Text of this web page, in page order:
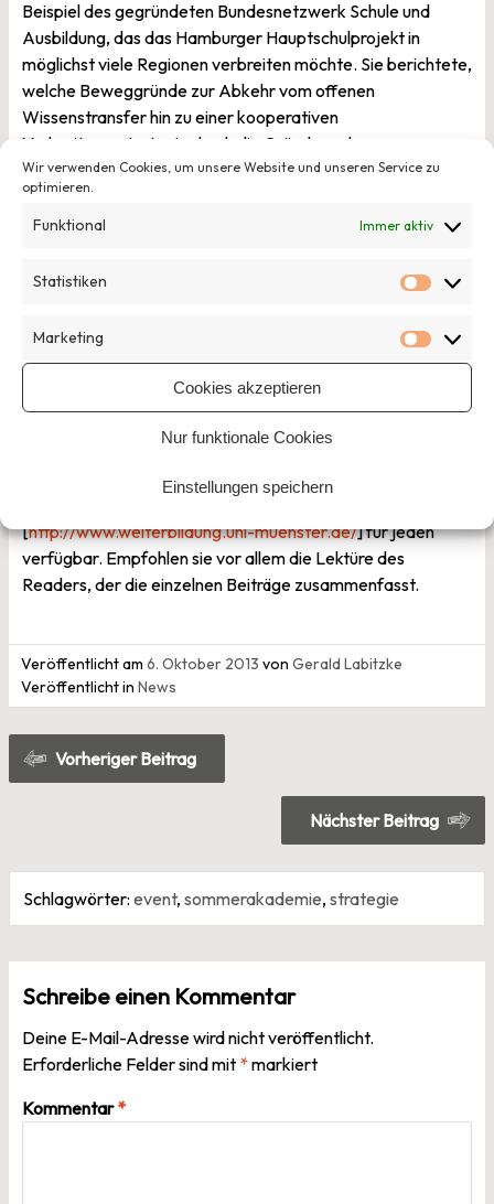
Wir verwenden Cookies, um unsere Website und unseren Service zu
optimieren.
Funktional Immer aktiv
Statistiken
Marketing
Cookies akzeptieren
Nur funktionale Cookies
Einstellungen speichern
Beispiel des gegründeten Bundesnetzwerk Schule und
Ausbildung, das das Hamburger Hauptschulprojekt in
möglichst viele Regionen verbreiten möchte. Sie berichtete,
welche Beweggründe zur Abkehr vom offenen
Wissenstransfer hin zu einer kooperativen
Verbreitungsstrategie durch die Gründung des
Netzwerkvereins geführt haben.
Partnerschaft diskutierte Thomas Heckmann mit den
öffentliche Förderung sozialunternehmerisch erfolgreich
sein kann – wenn man die Franchise-Nehmer eng begleitet
und gute Ideen allen zur Verfügung stellt.
Zum ausführlichen Bericht
Die weiteren Inhalte und Themen der Sommerakademie
[http://www.weiterbildung.uni-muenster.de/] für jeden
verfügbar. Empfohlen sie vor allem die Lektüre des
Readers, der die einzelnen Beiträge zusammenfasst.
Veröffentlicht am 6. Oktober 2013 von Gerald Labitzke
Veröffentlicht in News
Beitragsnavigation
Vorheriger Beitrag
Nächster Beitrag
Schlagwörter: event, sommerakademie, strategie
Schreibe einen Kommentar
Deine E-Mail-Adresse wird nicht veröffentlicht.
Erforderliche Felder sind mit *markiert
Kommentar*